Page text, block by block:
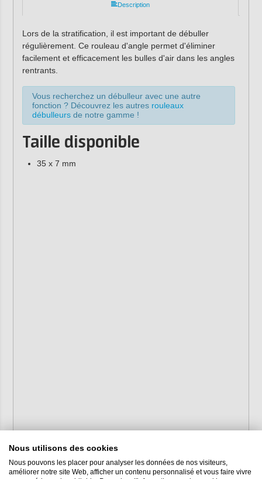
Description
Lors de la stratification, il est important de débuller
régulièrement. Ce rouleau d'angle permet d'éliminer
facilement et efficacement les bulles d'air dans les angles
rentrants.
Vous recherchez un débulleur avec une autre
fonction ? Découvrez les autres rouleaux
débulleursde notre gamme !
Taille disponible
35 x 7 mm
Nous utilisons des cookies
Nous pouvons les placer pour analyser les données de nos visiteurs,
améliorer notre site Web, afficher un contenu personnalisé et vous faire vivre